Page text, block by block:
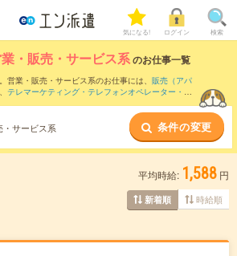
気になる! ログイン 検索
・販売・サービス系のお仕事一覧
営業・販売・サービス系のお仕事には、 販売（アパ
、 テレマーケティング・テレフォンオペレーター・コ
などのこだわり条件で絞り込んでいただけます。
サービス系 条件の変更
平均時給: 1,588 円
新着順 時給順